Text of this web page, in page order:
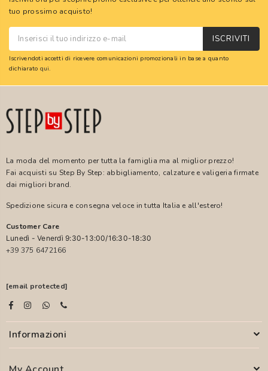
tuo prossimo acquisto!
ISCRIVITI
Iscrivendoti accetti di ricevere comunicazioni promozionali in base a quanto
dichiarato qui.
La moda del momento per tutta la famiglia ma al miglior prezzo!
Fai acquisti su Step By Step: abbigliamento, calzature e valigeria firmate
dai migliori brand.
Spedizione sicura e consegna veloce in tutta Italia e all'estero!
Customer Care
Lunedì - Venerdì 9:30-13:00/16:30-18:30
+39 375 6472166
[email protected]
Informazioni